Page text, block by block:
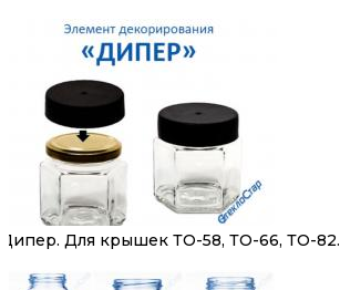
Дипер. Для крышек ТО-58, ТО-66, ТО-82.